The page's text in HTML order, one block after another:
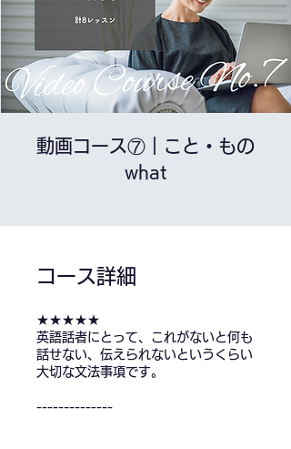
動画コース⑦｜こと・もの
what
コース詳細
★★★★★
英語話者にとって、これがないと何も
話せない、伝えられないというくらい
大切な文法事項です。
--------------